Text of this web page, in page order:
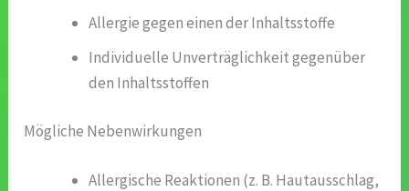
Allergie gegen einen der Inhaltsstoffe
Individuelle Unverträglichkeit gegenüber
den Inhaltsstoffen
Mögliche Nebenwirkungen
Allergische Reaktionen (z. B. Hautausschlag,